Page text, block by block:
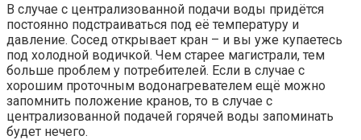
В случае с централизованной подачи воды придётся
постоянно подстраиваться под её температуру и
давление. Сосед открывает кран – и вы уже купаетесь
под холодной водичкой. Чем старее магистрали, тем
больше проблем у потребителей. Если в случае с
хорошим проточным водонагревателем ещё можно
запомнить положение кранов, то в случае с
централизованной подачей горячей воды запоминать
будет нечего.